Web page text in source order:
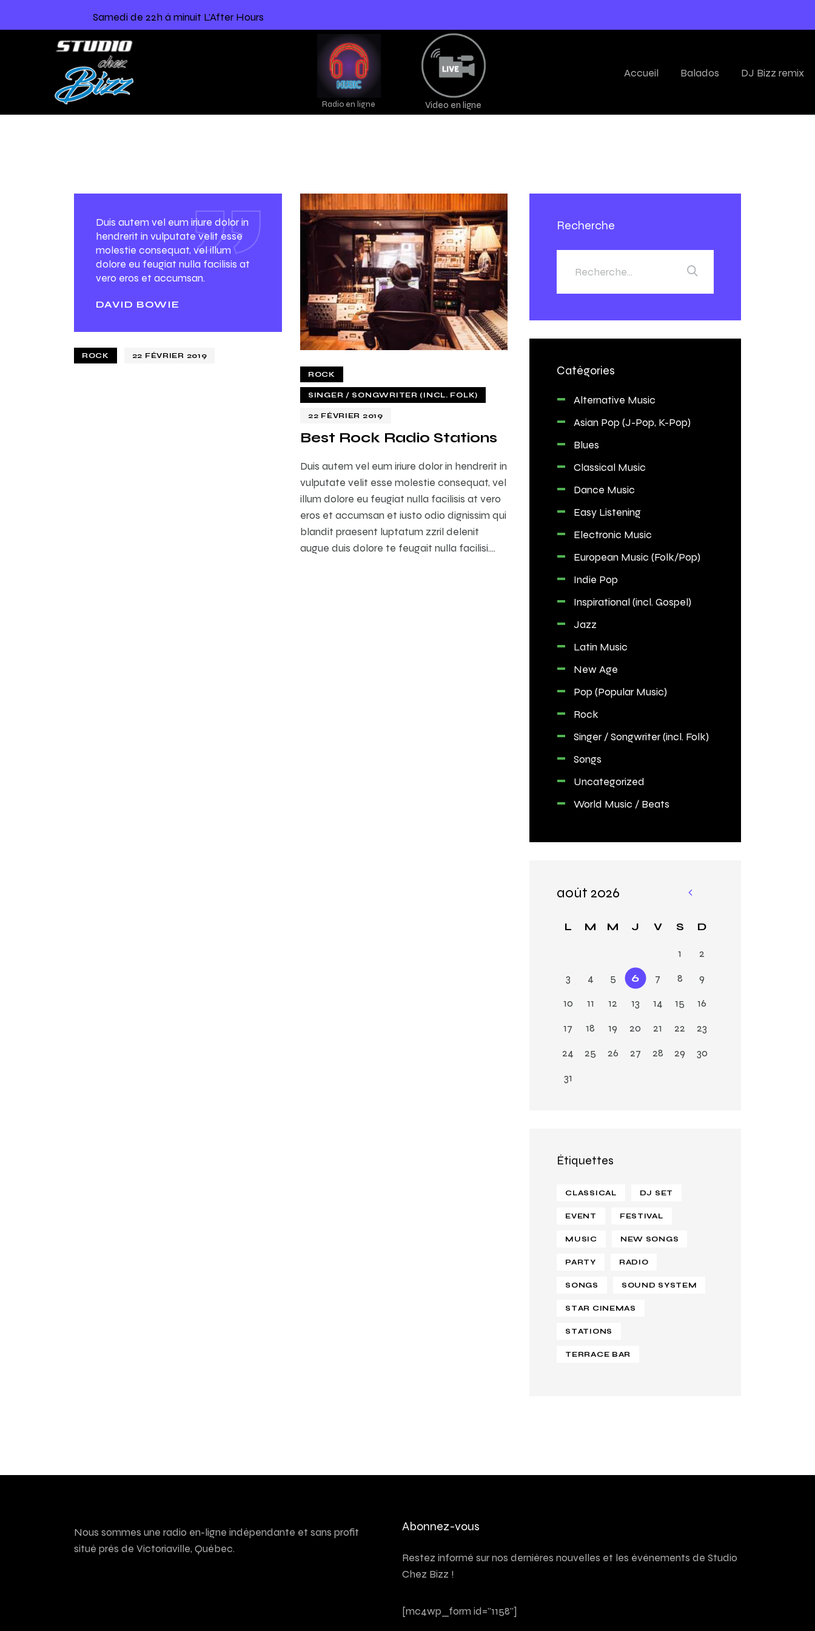
Samedi de 22h à minuit L’After Hours
Radio en ligne Video en ligne
Accueil Balados DJ Bizz remix
Duis autem vel eum iriure dolor in
hendrerit in vulputate velit esse
molestie consequat, vel illum
dolore eu feugiat nulla facilisis at
vero eros et accumsan.
DAVID BOWIE
ROCK 22 FÉVRIER 2019
ROCK
SINGER / SONGWRITER (INCL. FOLK)
22 FÉVRIER 2019
Best Rock Radio Stations
Duis autem vel eum iriure dolor in hendrerit in
vulputate velit esse molestie consequat, vel
illum dolore eu feugiat nulla facilisis at vero
eros et accumsan et iusto odio dignissim qui
blandit praesent luptatum zzril delenit
augue duis dolore te feugait nulla facilisi.…
Recherche
Catégories
Alternative Music
Asian Pop (J-Pop, K-Pop)
Blues
Classical Music
Dance Music
Easy Listening
Electronic Music
European Music (Folk/Pop)
Indie Pop
Inspirational (incl. Gospel)
Jazz
Latin Music
New Age
Pop (Popular Music)
Rock
Singer / Songwriter (incl. Folk)
Songs
Uncategorized
World Music / Beats
août 2026
L M M J V S D
1
2
3
4 5 6 7 8
9
10
11 12 13 14 15
16
17
18 19 20 21 22
23
24
25 26 27 28 29
30
31
«
Étiquettes
CLASSICAL DJ SET
EVENT FESTIVAL
MUSIC NEW SONGS
PARTY RADIO
SONGS SOUND SYSTEM
STAR CINEMAS
STATIONS
TERRACE BAR
Nous sommes une radio en-ligne indépendante et sans profit
situé près de Victoriaville, Québec.
Abonnez-vous
Restez informé sur nos dernières nouvelles et les événements de Studio
Chez Bizz !
[mc4wp_form id="1158"]